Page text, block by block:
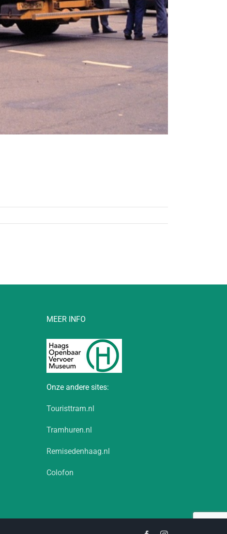
MEER INFO
Onze andere sites:
Touristtram.nl
Tramhuren.nl
Remisedenhaag.nl
Colofon